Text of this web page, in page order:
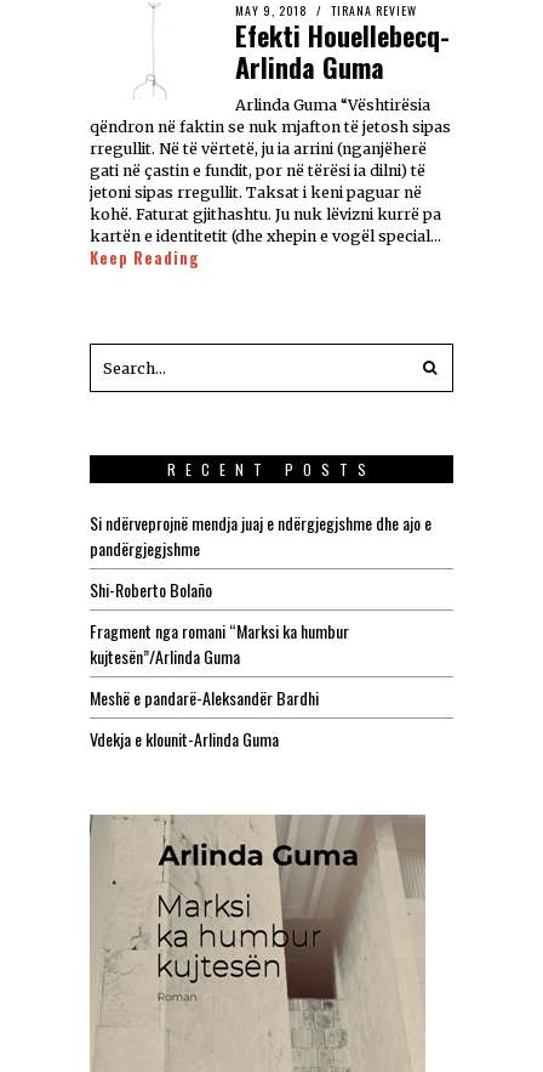
MAY 9, 2018 TIRANA REVIEW
Efekti Houellebecq-
Arlinda Guma
Arlinda Guma “Vështirësia
qëndron në faktin se nuk mjafton të jetosh sipas
rregullit. Në të vërtetë, ju ia arrini (nganjëherë
gati në çastin e fundit, por në tërësi ia dilni) të
jetoni sipas rregullit. Taksat i keni paguar në
kohë. Faturat gjithashtu. Ju nuk lëvizni kurrë pa
kartën e identitetit (dhe xhepin e vogël special…
Keep Reading
RECENT POSTS
Si ndërveprojnë mendja juaj e ndërgjegjshme dhe ajo e
pandërgjegjshme
Shi-Roberto Bolaño
Fragment nga romani “Marksi ka humbur
kujtesën”/Arlinda Guma
Meshë e pandarë-Aleksandër Bardhi
Vdekja e klounit-Arlinda Guma